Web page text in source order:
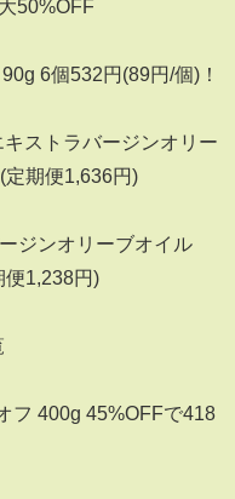
50%OFF
6個532円(89円/個)！
ストラバージンオリー
定期便1,636円)
ジンオリーブオイル
便1,238円)
フ 400g 45%OFFで418